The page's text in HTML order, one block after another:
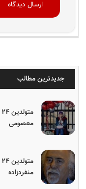
جدیدترین مطالب
معصومی
منفردزاده